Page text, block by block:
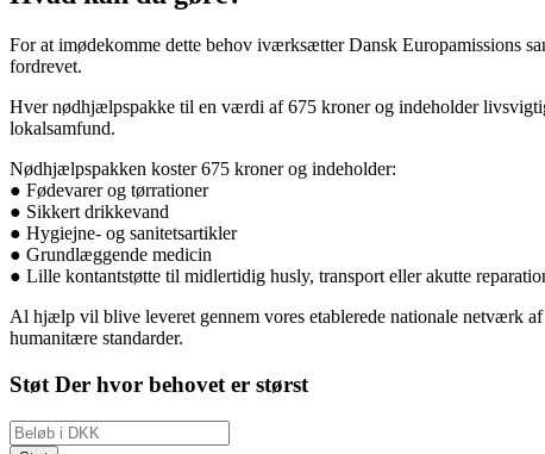
For at imødekomme dette behov iværksætter Dansk Europamissions
fordrevet.
Hver nødhjælpspakke til en værdi af 675 kroner og indeholder
lokalsamfund.
Nødhjælpspakken koster 675 kroner og indeholder:
● Fødevarer og tørrationer
● Sikkert drikkevand
● Hygiejne- og sanitetsartikler
● Grundlæggende medicin
● Lille kontantstøtte til midlertidig husly, transport eller akutte
Al hjælp vil blive leveret gennem vores etablerede nationale netværk
humanitære standarder.
Støt Der hvor behovet er størst